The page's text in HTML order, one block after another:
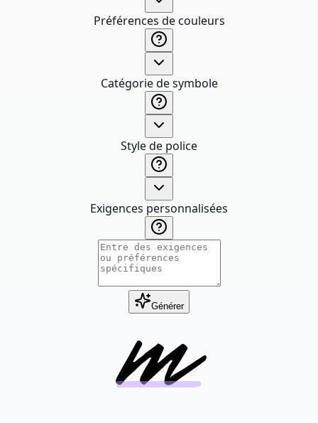
Préférences de couleurs
Catégorie de symbole
Style de police
Exigences personnalisées
Générer